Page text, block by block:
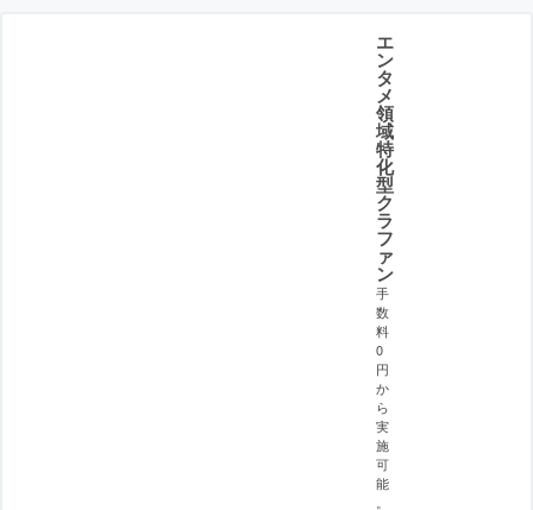
エ
ン
タ
メ
領
域
特
化
型
ク
ラ
フ
ァ
ン
手
数
料
0
円
か
ら
実
施
可
能